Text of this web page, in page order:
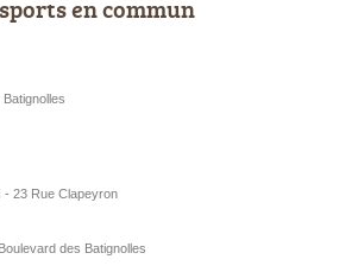
en commun
- 23 Rue Clapeyron
des Batignolles